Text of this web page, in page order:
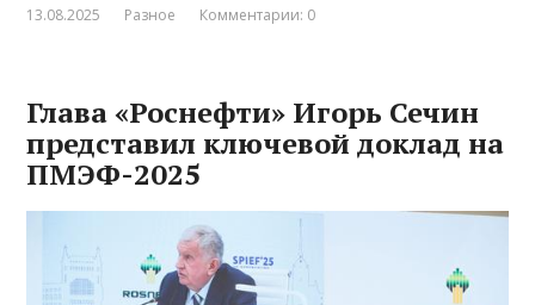
13.08.2025 Разное Комментарии: 0
Глава «Роснефти» Игорь Сечин
представил ключевой доклад на
ПМЭФ-2025